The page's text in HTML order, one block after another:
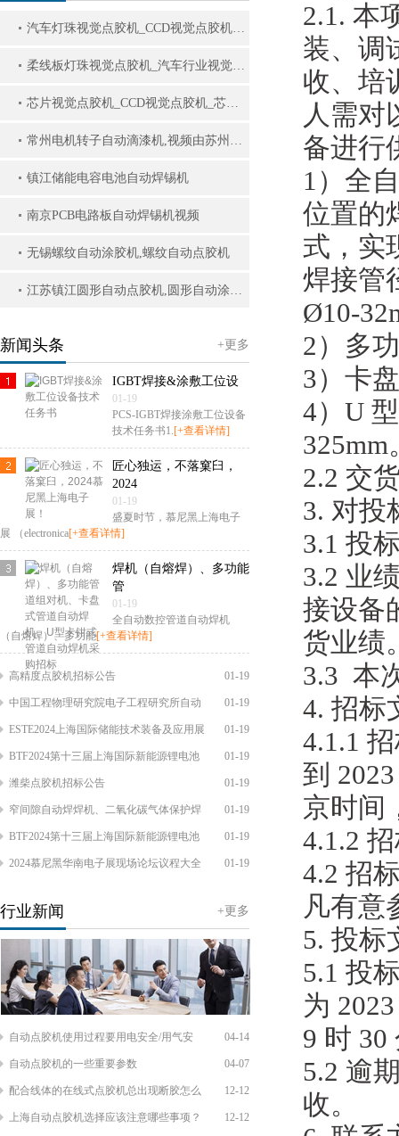
2.1. 本
装、调
收、培
人需对
备进行
1）全
位置的
式，实
焊接管
Ø10-
2）多
3）卡
4）U
325mm
2.2 交
3. 对投
3.1 投
3.2 业
接设备
货业绩
3.3 本
4. 招标
4.1.1
到
京时间
4.1.2
4.2 招
凡有意
5. 投标
5.1 投
为
9 时 30
5.2 逾
收。
汽车灯珠视觉点胶机_CCD视觉点胶机_压电阀视觉点胶机
柔线板灯珠视觉点胶机_汽车行业视觉点胶机_灯珠视觉点胶机_CCD视觉点胶机
芯片视觉点胶机_CCD视觉点胶机_芯片密封固定点胶机
常州电机转子自动滴漆机,视频由苏州英舟航拍摄
镇江储能电容电池自动焊锡机
南京PCB电路板自动焊锡机视频
无锡螺纹自动涂胶机,螺纹自动点胶机
江苏镇江圆形自动点胶机,圆形自动涂胶机
新闻头条 +更多
IGBT焊接&涂敷工位设
01-19
PCS-IGBT焊接涂敷工位设备
技术任务书1.[+查看详情]
匠心独运，不落窠臼，
2024
01-19
盛夏时节，慕尼黑上海电子
展 （electronica[+查看详情]
焊机（自熔焊）、多功能
管
01-19
全自动数控管道自动焊机
（自熔焊）、多功能[+查看详情]
01-19
高精度点胶机招标公告
01-19
中国工程物理研究院电子工程研究所自动
01-19
ESTE2024上海国际储能技术装备及应用展
01-19
BTF2024第十三届上海国际新能源锂电池
01-19
潍柴点胶机招标公告
01-19
窄间隙自动焊焊机、二氧化碳气体保护焊
01-19
BTF2024第十三届上海国际新能源锂电池
01-19
2024慕尼黑华南电子展现场论坛议程大全
行业新闻 +更多
04-14
自动点胶机使用过程要用电安全/用气安
04-07
自动点胶机的一些重要参数
12-12
配合线体的在线式点胶机总出现断胶怎么
12-12
上海自动点胶机选择应该注意哪些事项？